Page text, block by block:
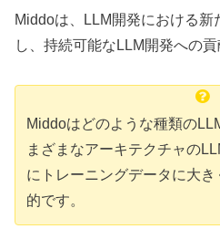
Middoは、LLM開発における新
し、持続可能なLLM開発への
Middoはどのような種類の
まざまなアーキテクチャの
にトレーニングデータに大
的です。